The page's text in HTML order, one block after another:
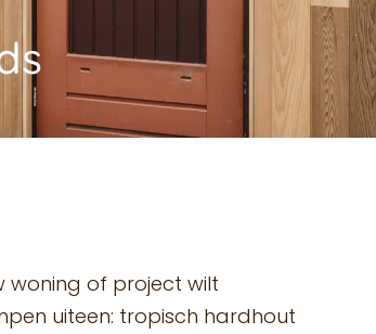
woning of project wilt
uiteen: tropisch hardhout